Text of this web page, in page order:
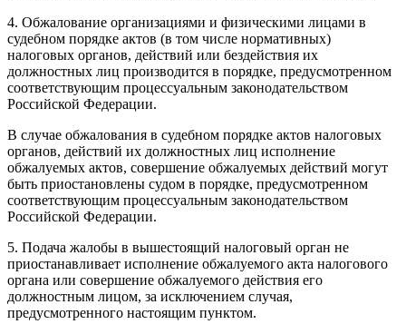
4. Обжалование организациями и физическими лицами в
судебном порядке актов (в том числе нормативных)
налоговых органов, действий или бездействия их
должностных лиц производится в порядке, предусмотренном
соответствующим процессуальным законодательством
Российской Федерации.
В случае обжалования в судебном порядке актов налоговых
органов, действий их должностных лиц исполнение
обжалуемых актов, совершение обжалуемых действий могут
быть приостановлены судом в порядке, предусмотренном
соответствующим процессуальным законодательством
Российской Федерации.
5. Подача жалобы в вышестоящий налоговый орган не
приостанавливает исполнение обжалуемого акта налогового
органа или совершение обжалуемого действия его
должностным лицом, за исключением случая,
предусмотренного настоящим пунктом.